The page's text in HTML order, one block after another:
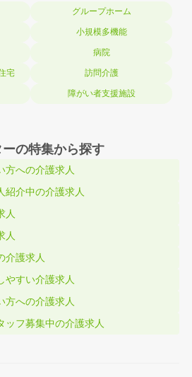
グループホーム
小規模多機能
病院
宅 訪問介護
障がい者支援施設
の特集から探す
方への介護求人
紹介中の介護求人
人
人
介護求人
やすい介護求人
方への介護求人
ッフ募集中の介護求人